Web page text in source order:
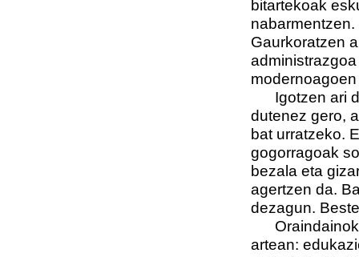
bitartekoak
Gaurkoratzen
Igotzen ari
dutenez gero,
bat urratzeko.
gogorragoak
bezala eta
agertzen da.
dezagun.
artean: